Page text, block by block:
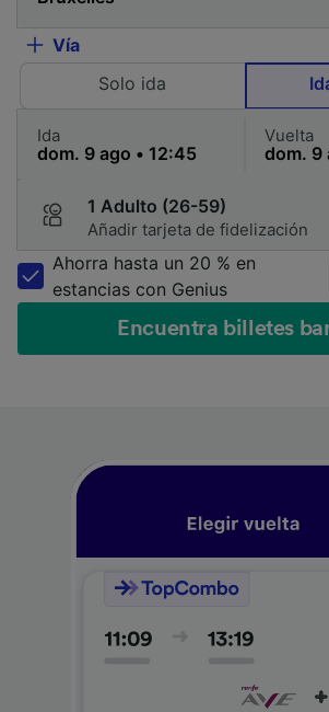
Vía
Solo ida
Ida Vuelta
1 Adulto (26-59)
Añadir tarjeta de fidelización
Ahorra hasta un 20 % en
estancias con Genius
Encuentra billetes